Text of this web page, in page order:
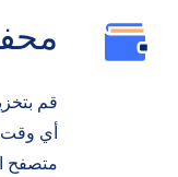
قم
أي
متصفح